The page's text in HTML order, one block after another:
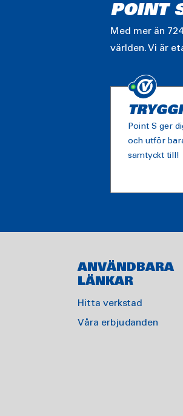
POINT
Med mer än
världen. Vi är
Point S ger
och utför
samtyckt till!
ANVÄNDBARA
LÄNKAR
Hitta verkstad
Våra erbjudanden